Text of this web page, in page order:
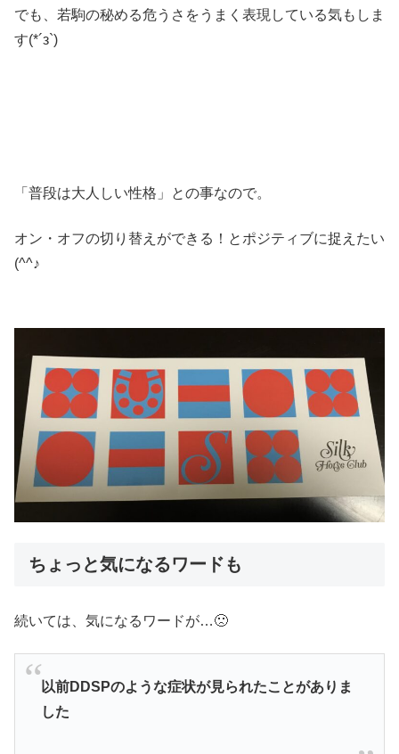
でも、若駒の秘める危うさをうまく表現している気もしま
す(*´з`)
「普段は大人しい性格」との事なので。
オン・オフの切り替えができる！とポジティブに捉えたい
(^^♪
ちょっと気になるワードも
続いては、気になるワードが…🙁
以前DDSPのような症状が見られたことがありま
した